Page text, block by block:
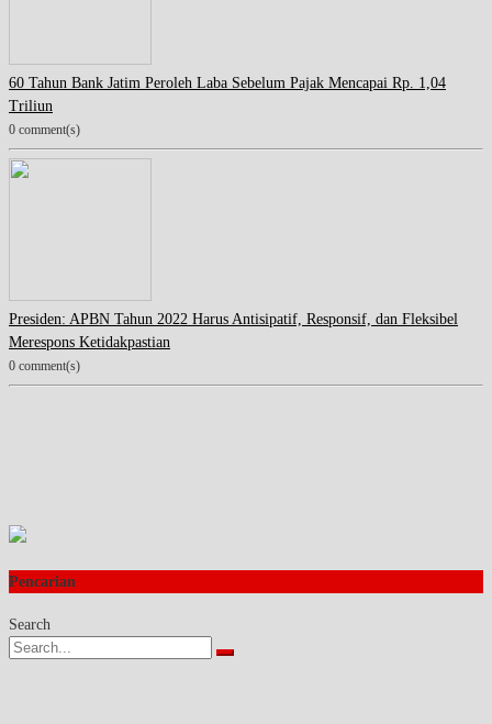
60 Tahun Bank Jatim Peroleh Laba Sebelum Pajak Mencapai Rp. 1,04
Triliun
0 comment(s)
Presiden: APBN Tahun 2022 Harus Antisipatif, Responsif, dan Fleksibel
Merespons Ketidakpastian
0 comment(s)
Pencarian
Search